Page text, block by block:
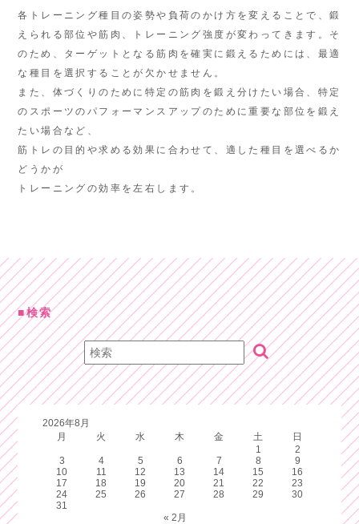
各トレーニング種目の姿勢や負荷のかけ方を変えることで、鍛
えられる部位や筋肉、トレーニング強度が変わってきます。そ
のため、ターゲットとなる筋肉を確実に鍛えるためには、最適
な種目を選択することが欠かせません。
また、体づくりのために特定の筋肉を鍛え分けたい場合、特定
のスポーツのパフォーマンスアップのために重要な部位を鍛え
たい場合など、
筋トレの目的や求める効果に合わせて、適した種目を選べるか
どうかが
トレーニングの効率を左右します。
検索
2026年8月
月
火 水 木 金 土
日
1
2
3
4 5 6 7 8
9
10
11 12 13 14 15
16
17
18 19 20 21 22
23
24
25 26 27 28 29
30
31
« 2月